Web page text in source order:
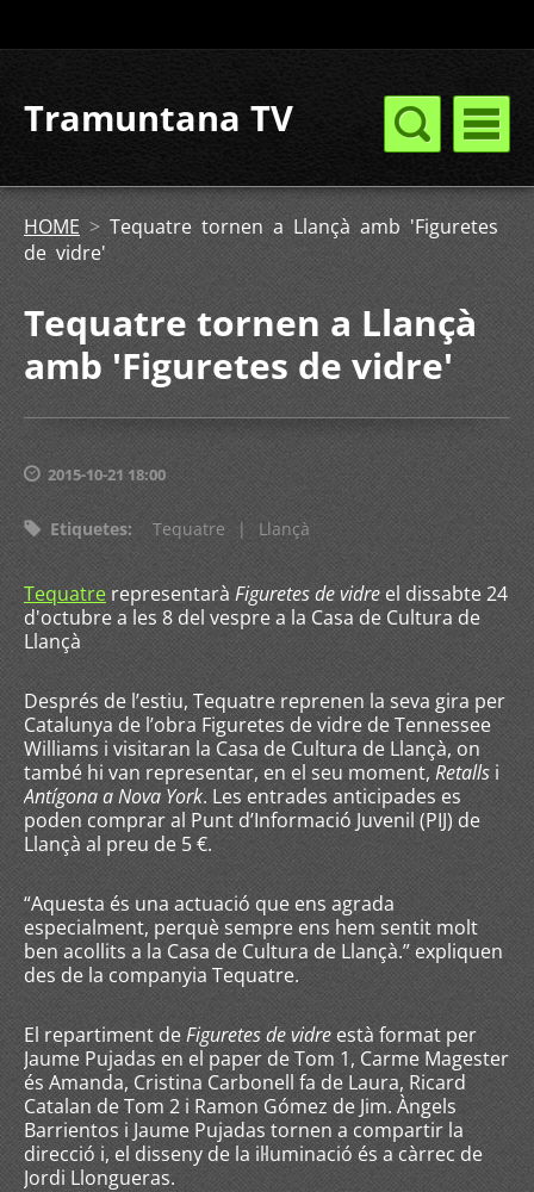
Tramuntana TV
HOME > Tequatre tornen a Llançà amb 'Figuretes
de vidre'
Tequatre tornen a Llançà
amb 'Figuretes de vidre'
2015-10-21 18:00
Etiquetes: Tequatre | Llançà
Tequatre representarà Figuretes de vidre el dissabte 24
d'octubre a les 8 del vespre a la Casa de Cultura de
Llançà
Després de l’estiu, Tequatre reprenen la seva gira per
Catalunya de l’obra Figuretes de vidre de Tennessee
Williams i visitaran la Casa de Cultura de Llançà, on
també hi van representar, en el seu moment, Retalls i
Antígona a Nova York. Les entrades anticipades es
poden comprar al Punt d’Informació Juvenil (PIJ) de
Llançà al preu de 5 €.
“Aquesta és una actuació que ens agrada
especialment, perquè sempre ens hem sentit molt
ben acollits a la Casa de Cultura de Llançà.” expliquen
des de la companyia Tequatre.
El repartiment deFiguretes de vidreestà format per
Jaume Pujadas en el paper de Tom 1, Carme Magester
és Amanda, Cristina Carbonell fa de Laura, Ricard
Catalan de Tom 2 i Ramon Gómez de Jim. Àngels
Barrientos i Jaume Pujadas tornen a compartir la
direcció i, el disseny de la il·luminació és a càrrec de
Jordi Llongueras.